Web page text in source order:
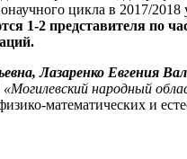
цикла в 2017/2018
1-2 представителя по
Лазаренко Евгения
народный
математических и